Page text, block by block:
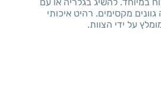
מקסימים. רהיט איכותי
על ידי הצוות.